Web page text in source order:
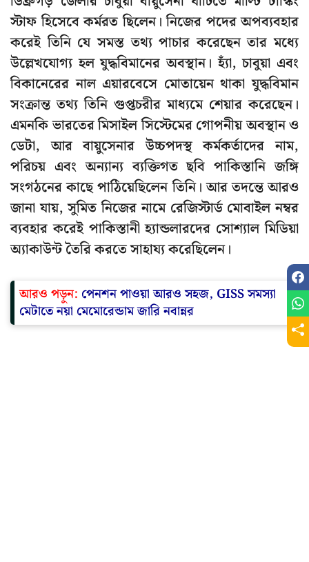
স্টাফ হিসেবে কর্মরত ছিলেন। নিজের পদের অপব্যবহার
করেই তিনি যে সমস্ত তথ্য পাচার করেছেন তার মধ্যে
উল্লেখযোগ্য হল যুদ্ধবিমানের অবস্থান। হ্যাঁ, চাবুয়া এবং
বিকানেরের নাল এয়ারবেসে মোতায়েন থাকা যুদ্ধবিমান
সংক্রান্ত তথ্য তিনি গুপ্তচরীর মাধ্যমে শেয়ার করেছেন।
এমনকি ভারতের মিসাইল সিস্টেমের গোপনীয় অবস্থান ও
ডেটা, আর বায়ুসেনার উচ্চপদস্থ কর্মকর্তাদের নাম,
পরিচয় এবং অন্যান্য ব্যক্তিগত ছবি পাকিস্তানি জঙ্গি
সংগঠনের কাছে পাঠিয়েছিলেন তিনি। আর তদন্তে আরও
জানা যায়, সুমিত নিজের নামে রেজিস্টার্ড মোবাইল নম্বর
ব্যবহার করেই পাকিস্তানী হ্যান্ডলারদের সোশ্যাল মিডিয়া
অ্যাকাউন্ট তৈরি করতে সাহায্য করেছিলেন।
আরও পড়ুন: পেনশন পাওয়া আরও সহজ, GISS সমস্যা
মেটাতে নয়া মেমোরেন্ডাম জারি নবান্নর